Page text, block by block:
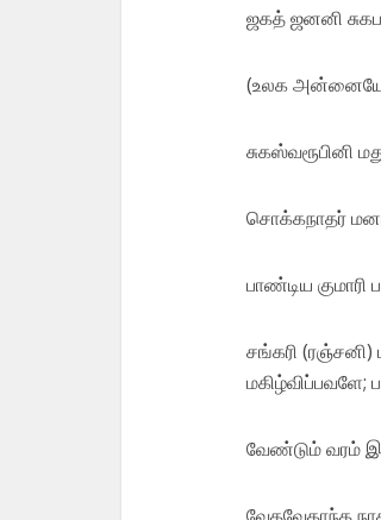
ஜகத் ஜனனி
(உலக அன்னையே;
சுகஸ்வரூபினி
சொக்கநாதர்
பாண்டிய குமாரி
சங்கரி
மகிழ்விப்பவளே;
வேண்டும் வரம்